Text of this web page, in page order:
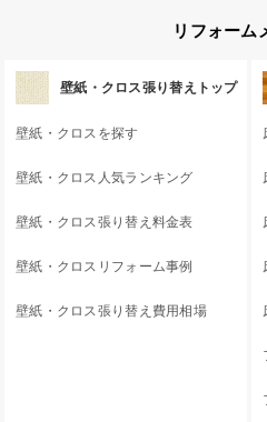
リフォーム
壁紙・クロス張り替えトップ
壁紙・クロスを探す
壁紙・クロス人気ランキング
壁紙・クロス張り替え料金表
壁紙・クロスリフォーム事例
壁紙・クロス張り替え費用相場